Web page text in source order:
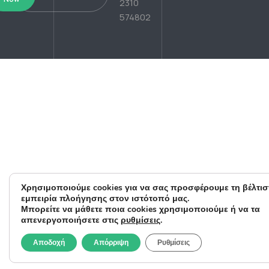
2310
574802
Χρησιμοποιούμε cookies για να σας προσφέρουμε τη
εμπειρία πλοήγησης στον ιστότοπό μας.
Μπορείτε να μάθετε ποια cookies χρησιμοποιούμε ή να τα
απενεργοποιήσετε στις ρυθμίσεις.
Αποδοχή Απόρριψη Ρυθμίσεις